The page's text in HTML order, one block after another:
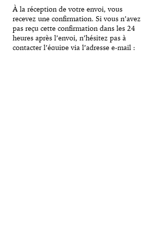
À la réception de votre envoi, vous
recevez une confirmation. Si vous n’avez
pas reçu cette confirmation dans les 24
heures après l’envoi, n’hésitez pas à
contacter l’équipe via l’adresse e-mail :